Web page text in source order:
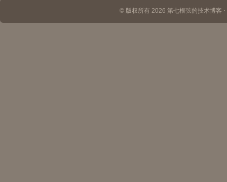
© 版权所有 2026 第七根弦的技术博客